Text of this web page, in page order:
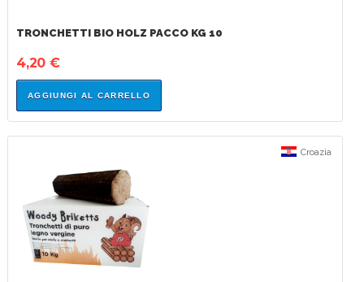
TRONCHETTI BIO HOLZ PACCO KG 10
4,20 €
AGGIUNGI AL CARRELLO
IN
Croazia